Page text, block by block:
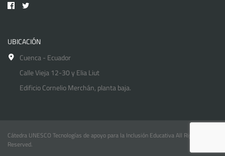
UBICACIÓN
Cuenca - Ecuador
Calle Vieja 12-30 y Elia Liut
Edificio Cornelio Merchán, planta baja.
Cátedra UNESCO Tecnologías de apoyo para la Inclusión Educativa All Rights
Reserved.